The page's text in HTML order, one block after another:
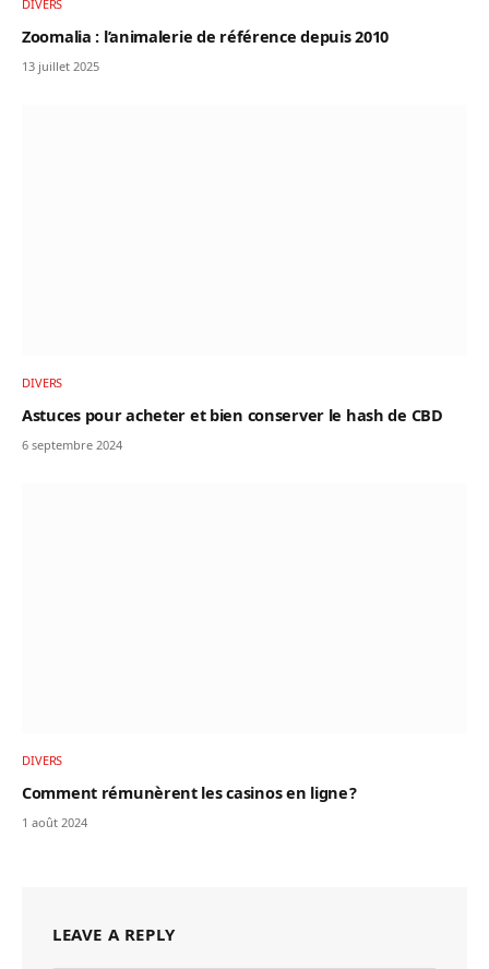
DIVERS
Zoomalia : l’animalerie de référence depuis 2010
13 juillet 2025
DIVERS
Astuces pour acheter et bien conserver le hash de CBD
6 septembre 2024
DIVERS
Comment rémunèrent les casinos en ligne ?
1 août 2024
LEAVE A REPLY